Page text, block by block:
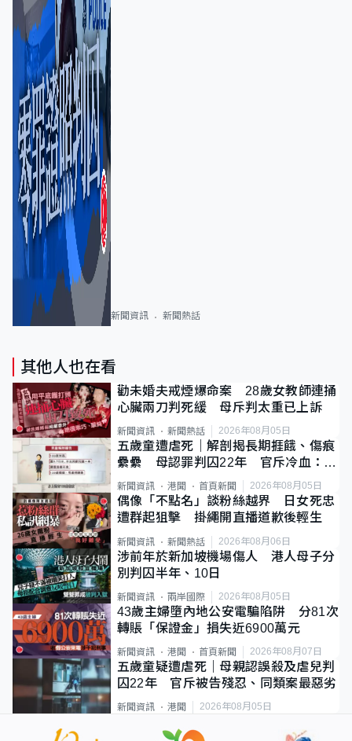
新聞資訊 新聞熱話
其他人也在看
勸未婚夫戒煙爆命案 28歲女教師連捅
心臟兩刀判死緩 母斥判太重已上訴
新聞資訊 新聞熱話 2026年08月05日
五歲童遭虐死｜解剖揭長期捱餓、傷痕
纍纍 母認罪判囚22年 官斥冷血：同
類案最惡劣
新聞資訊 港聞 首頁新聞 2026年08月05日
偶像「不點名」談粉絲越界 日女死忠
遭群起狙擊 掛繩開直播道歉後輕生
新聞資訊 新聞熱話 2026年08月06日
涉前年於新加坡機場傷人 港人母子分
別判囚半年、10日
新聞資訊 兩岸國際 2026年08月05日
43歲主婦墮內地公安電騙陷阱 分81次
轉賬「保證金」損失近6900萬元
新聞資訊 港聞 首頁新聞 2026年08月07日
五歲童疑遭虐死｜母親認誤殺及虐兒判
囚22年 官斥被告殘忍、同類案最惡劣
新聞資訊 港聞 2026年08月05日